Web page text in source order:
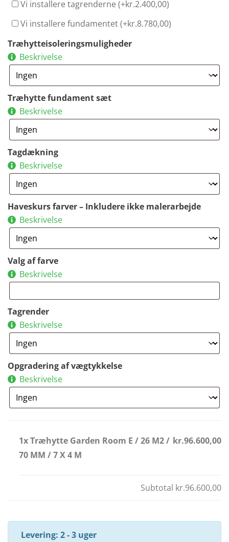
Vi installere tagrenderne (+kr.2.400,00)
Vi installere fundamentet (+kr.8.780,00)
Træhytteisoleringsmuligheder
Beskrivelse
Træhytte fundament sæt
Beskrivelse
Tagdækning
Beskrivelse
Haveskurs farver – Inkludere ikke malerarbejde
Beskrivelse
Valg af farve
Beskrivelse
Tagrender
Beskrivelse
Opgradering af vægtykkelse
Beskrivelse
1x Træhytte Garden Room E / 26 M2 /
70 MM / 7 X 4 M
kr.96.600,00
Subtotal kr.96.600,00
Levering: 2 - 3 uger